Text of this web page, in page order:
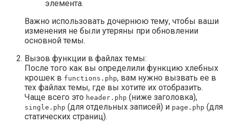
элемента.
Важно использовать дочернюю тему, чтобы ваши
изменения не были утеряны при обновлении
основной темы.
Вызов функции в файлах темы:
После того как вы определили функцию хлебных
крошек в functions.php, вам нужно вызвать ее в
тех файлах темы, где вы хотите их отобразить.
Чаще всего это header.php (ниже заголовка),
single.php (для отдельных записей) и page.php (для
статических страниц).